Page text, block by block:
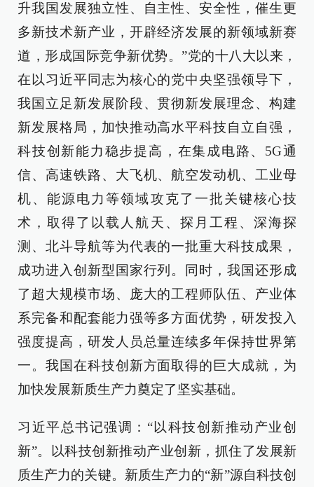
升我国发展独立性、自主性、安全性，催生更
多新技术新产业，开辟经济发展的新领域新赛
道，形成国际竞争新优势。”党的十八大以来，
在以习近平同志为核心的党中央坚强领导下，
我国立足新发展阶段、贯彻新发展理念、构建
新发展格局，加快推动高水平科技自立自强，
科技创新能力稳步提高，在集成电路、5G通
信、高速铁路、大飞机、航空发动机、工业母
机、能源电力等领域攻克了一批关键核心技
术，取得了以载人航天、探月工程、深海探
测、北斗导航等为代表的一批重大科技成果，
成功进入创新型国家行列。同时，我国还形成
了超大规模市场、庞大的工程师队伍、产业体
系完备和配套能力强等多方面优势，研发投入
强度提高，研发人员总量连续多年保持世界第
一。我国在科技创新方面取得的巨大成就，为
加快发展新质生产力奠定了坚实基础。
习近平总书记强调：“以科技创新推动产业创
新”。以科技创新推动产业创新，抓住了发展新
质生产力的关键。新质生产力的“新”源自科技创